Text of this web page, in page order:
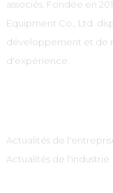
associés. Fondée en
Equipment Co., Ltd.
développement et de
d'expérience.
Actualités de
Actualités de l'industrie